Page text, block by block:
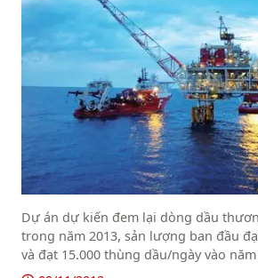
Dự án dự kiến đem lại dòng dầu
trong năm 2013, sản lượng ban đầu
và đạt 15.000 thùng dầu/ngày vào năm